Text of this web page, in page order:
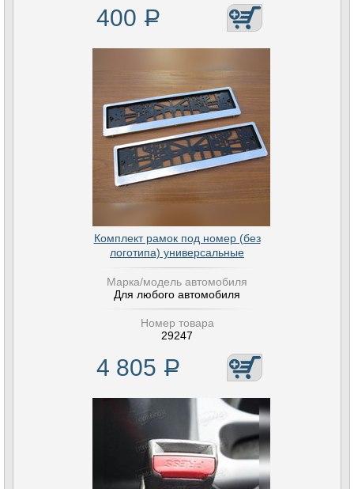
400 Р
Комплект рамок под номер (без
логотипа) универсальные
Марка/модель автомобиля
Для любого автомобиля
Номер товара
29247
4 805 Р